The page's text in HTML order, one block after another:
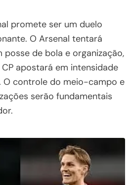
promete ser um duelo
O Arsenal tentará
de bola e organização,
apostará em intensidade
O controle do meio-campo e
serão fundamentais